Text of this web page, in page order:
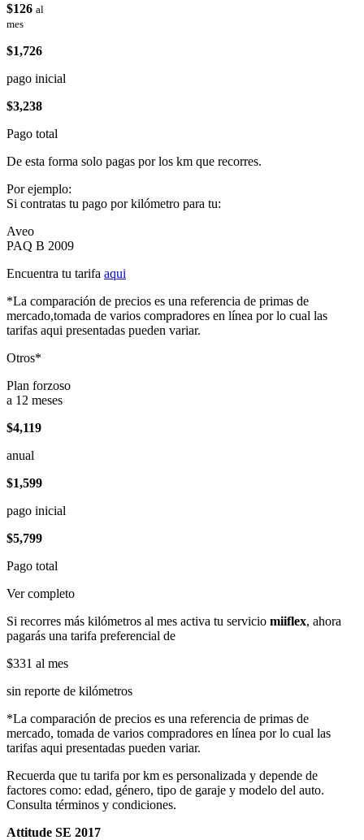
$126 al
mes
$1,726
pago inicial
$3,238
Pago total
De esta forma solo pagas por los km que recorres.
Por ejemplo:
Si contratas tu pago por kilómetro para tu:
Aveo
PAQ B 2009
Encuentra tu tarifa aqui
*La comparación de precios es una referencia de primas de
mercado,tomada de varios compradores en línea por lo cual las
tarifas aqui presentadas pueden variar.
Otros*
Plan forzoso
a 12 meses
$4,119
anual
$1,599
pago inicial
$5,799
Pago total
Ver completo
Si recorres más kilómetros al mes activa tu servicio miiflex, ahora
pagarás una tarifa preferencial de
$331 al mes
sin reporte de kilómetros
*La comparación de precios es una referencia de primas de
mercado, tomada de varios compradores en línea por lo cual las
tarifas aqui presentadas pueden variar.
Recuerda que tu tarifa por km es personalizada y depende de
factores como: edad, género, tipo de garaje y modelo del auto.
Consulta términos y condiciones.
Attitude SE 2017